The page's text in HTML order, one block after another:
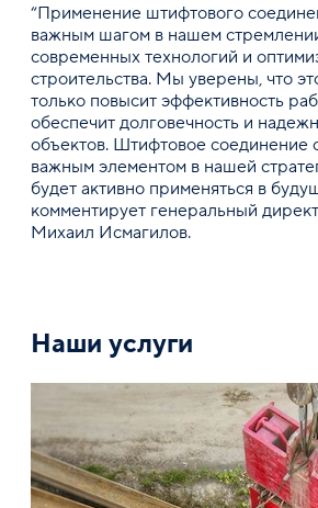
“Применение штифтового
важным шагом в нашем
современных технологий и
строительства. Мы уверены, что
только повысит эффективность
обеспечит долговечность и
объектов. Штифтовое соединение
важным элементом в нашей
будет активно применяться в
комментирует генеральный
Михаил Исмагилов.
Наши услуги